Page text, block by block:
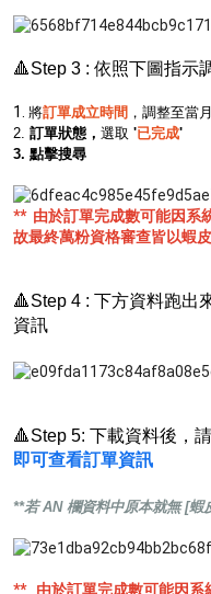
🔺Step 3 : 依照下圖指示
1. 將訂單成立時間 ，調整至當
2. 訂單狀態， 選取 '已完成'
3. 點擊搜尋
** 由於訂單完成數可能因系
故最終萬粉資格審查皆以蝦
🔺Step 4 : 下方資料跑出
資訊
🔺Step 5: 下載資料後，
即可查看訂單資訊
**若 AN 欄資料中原本就無 [蝦
** 由於訂單完成數可能因系